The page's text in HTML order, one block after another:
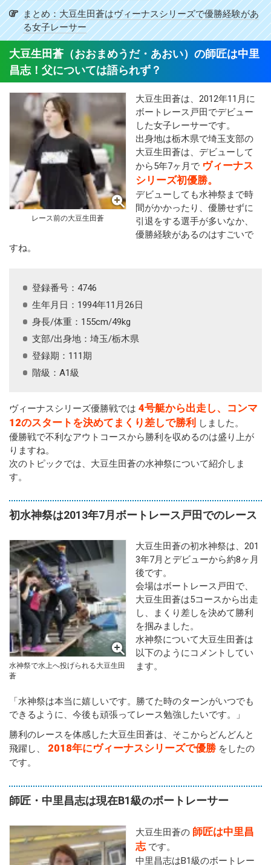
まとめ：大豆生田蒼はヴィーナスシリーズで優勝経験があ
る女子レーサー
大豆生田蒼（おおまめうだ・あおい）の師匠は中里
昌志！父については語られず？
レース前の大豆生田蒼
大豆生田蒼は、2012年11月に
ボートレース戸田でデビュー
した女子レーサーです。
出身地は栃木県で埼玉支部の
大豆生田蒼は、デビューして
から5年7ヶ月で ヴィーナス
シリーズ初優勝。
デビューしても水神祭まで時
間がかかったり、優勝せずに
引退をする選手が多いなか、
優勝経験があるのはすごいで
すね。
登録番号：4746
生年月日：1994年11月26日
身長/体重：155cm/49kg
支部/出身地：埼玉/栃木県
登録期：111期
階級：A1級
ヴィーナスシリーズ優勝戦では 4号艇から出走し、コンマ
12のスタートを決めてまくり差しで勝利
しました。
優勝戦で不利なアウトコースから勝利を収めるのは盛り上が
りますね。
次のトピックでは、大豆生田蒼の水神祭について紹介しま
す。
初水神祭は2013年7月ボートレース戸田でのレース
水神祭で水上へ投げられる大豆生田
蒼
大豆生田蒼の初水神祭は、201
3年7月とデビューから約8ヶ月
後です。
会場はボートレース戸田で、
大豆生田蒼は5コースから出走
し、まくり差しを決めて勝利
を掴みました。
水神祭について大豆生田蒼は
以下のようにコメントしてい
ます。
「水神祭は本当に嬉しいです。勝てた時のターンがいつでも
できるように、今後も頑張ってレース勉強したいです。」
勝利のレースを体感した大豆生田蒼は、そこからどんどんと
飛躍し、 2018年にヴィーナスシリーズで優勝 をしたの
です。
師匠・中里昌志は現在B1級のボートレーサー
大豆生田蒼の 師匠は中里昌
志 です。
中里昌志はB1級のボートレー